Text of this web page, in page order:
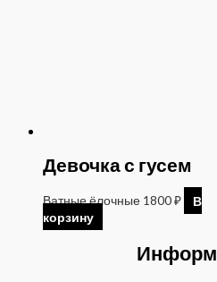
Девочка с гусем
Ватные ёлочные 1800₽
В
корзину